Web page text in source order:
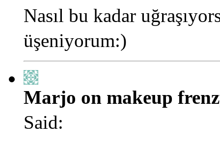
Nasıl bu kadar
üşeniyorum:)
Marjo on makeup
Said: